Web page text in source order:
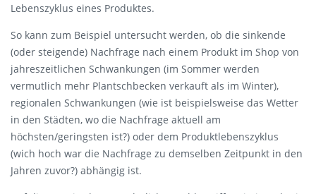
Lebenszyklus eines Produktes.
So kann zum Beispiel untersucht werden, ob die sinkende
(oder steigende) Nachfrage nach einem Produkt im Shop von
jahreszeitlichen Schwankungen (im Sommer werden
vermutlich mehr Plantschbecken verkauft als im Winter),
regionalen Schwankungen (wie ist beispielsweise das Wetter
in den Städten, wo die Nachfrage aktuell am
höchsten/geringsten ist?) oder dem Produktlebenszyklus
(wich hoch war die Nachfrage zu demselben Zeitpunkt in den
Jahren zuvor?) abhängig ist.